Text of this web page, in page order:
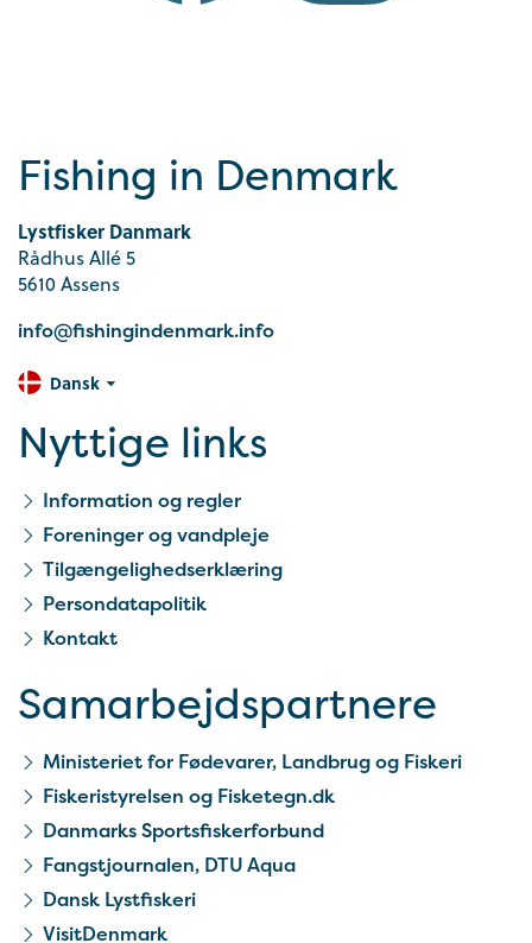
Fishing in Denmark
Lystfisker Danmark
Rådhus Allé 5
5610 Assens
info@fishingindenmark.info
Dansk
Nyttige links
Information og regler
Foreninger og vandpleje
Tilgængelighedserklæring
Persondatapolitik
Kontakt
Samarbejds­partnere
Ministeriet for Fødevarer, Landbrug og Fiskeri
Fiskeristyrelsen og Fisketegn.dk
Danmarks Sportsfiskerforbund
Fangstjournalen, DTU Aqua
Dansk Lystfiskeri
VisitDenmark